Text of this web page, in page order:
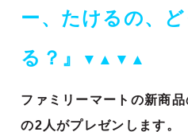
ー、たけるの、
る？』
▼▲▼▲
ファミリーマートの新商
の2人がプレゼンします。